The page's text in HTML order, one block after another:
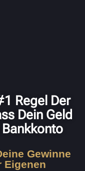
Regel Der
Dein Geld
Gewinne
Eigenen